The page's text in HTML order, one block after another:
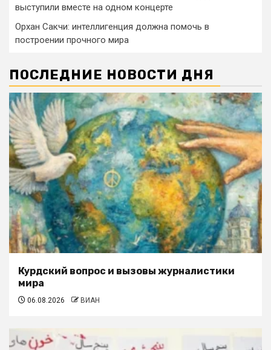
выступили вместе на одном концерте
Орхан Сакчи: интеллигенция должна помочь в
построении прочного мира
ПОСЛЕДНИЕ НОВОСТИ ДНЯ
Курдский вопрос и вызовы журналистики
мира
06.08.2026 ВИАН